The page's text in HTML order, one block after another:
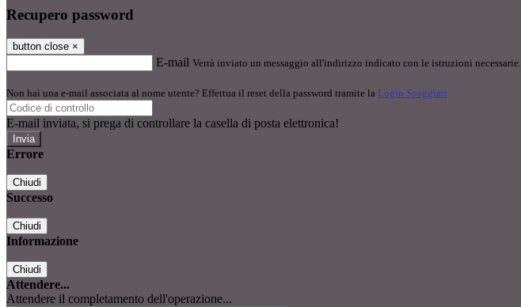
Recupero password
button close ×
E-mail Verrà inviato un messaggio all'indirizzo indicato con le istruzioni necessarie.
Non hai una e-mail associata al nome utente? Effettua il reset della password tramite la Login Spaggiari
E-mail inviata, si prega di controllare la casella di posta elettronica!
Errore
Chiudi
Successo
Chiudi
Informazione
Chiudi
Attendere...
Attendere il completamento dell'operazione...